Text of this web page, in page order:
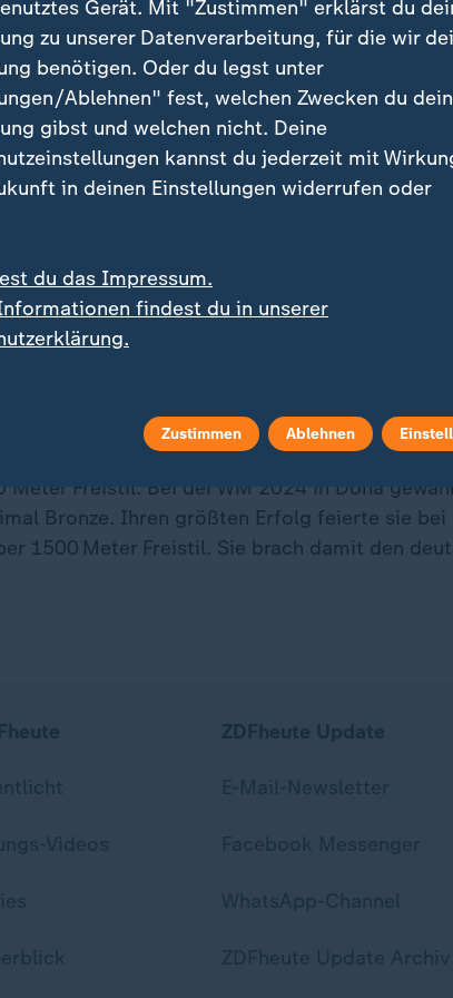
Berlin geboren. Mit zwölf Jahren wechselte
wo sie früh gefördert wurde. 2021 holte sie
Meter Freistil. Bei der WM 2024 in Doha
Bronze. Ihren größten Erfolg feierte sie
1500 Meter Freistil. Sie brach damit den
Gerät. Mit "Zustimmen" erklärst du
zu unserer Datenverarbeitung, für die wir
benötigen. Oder du legst unter
Ablehnen" fest, welchen Zwecken du
gibst und welchen nicht. Deine
kannst du jederzeit mit
in deinen Einstellungen widerrufen oder
du das Impressum.
findest du in unserer
Zustimmen Ablehnen